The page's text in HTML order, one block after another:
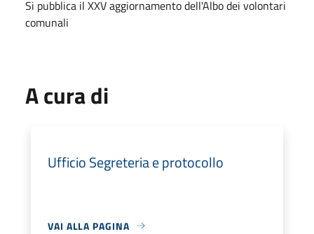
Si pubblica il XXV aggiornamento dell'Albo dei volontari
comunali
A cura di
Ufficio Segreteria e protocollo
VAI ALLA PAGINA